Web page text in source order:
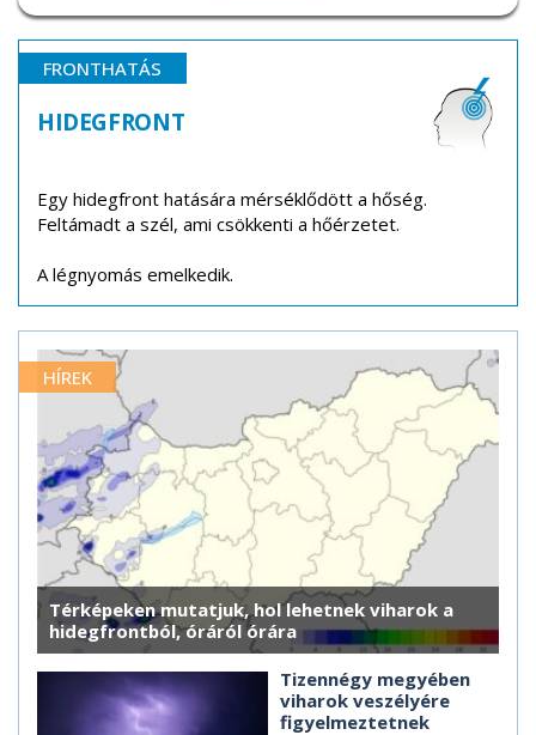
FRONTHATÁS
HIDEGFRONT
Egy hidegfront hatására mérséklődött a hőség.
Feltámadt a szél, ami csökkenti a hőérzetet.
A légnyomás emelkedik.
HÍREK
Térképeken mutatjuk, hol lehetnek viharok a
hidegfrontból, óráról órára
Tizennégy megyében
viharok veszélyére
figyelmeztetnek